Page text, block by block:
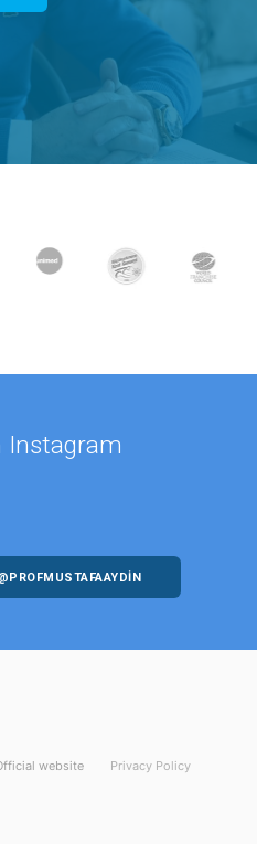
Instagram
website Privacy Policy